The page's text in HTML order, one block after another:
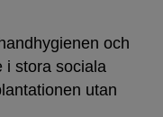
och
i stora sociala
utan